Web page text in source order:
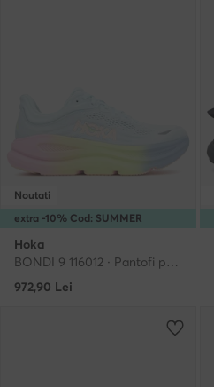
extra -10% Cod: SUMMER
Noutati
Hoka
BONDI 9 116012 · Pantofi pentru alergare
972,90 Lei